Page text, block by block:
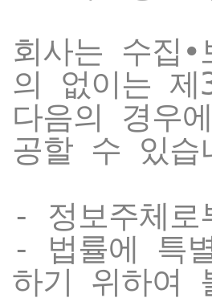
회사는 수집
의 없이는 제
다음의 경우
공할 수 있습
- 정보주체
- 법률에 특
하기 위하여